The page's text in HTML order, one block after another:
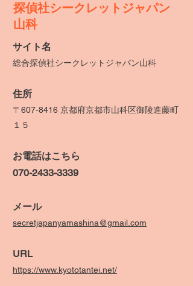
探偵社シークレットジャパン
山科
サイト名
​総合探偵社シークレットジャパン山科
住所
〒607-8416 京都府京都市山科区御陵進藤町
１５
​お電話はこちら
​070-2433-3339
メール
secretjapanyamashina@gmail.com
​URL
https://www.kyototantei.net/